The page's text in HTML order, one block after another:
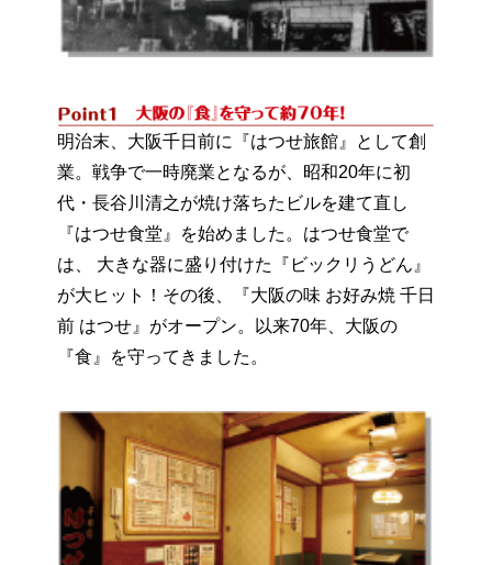
明治末、大阪千日前に『はつせ旅館』として創
業。戦争で一時廃業となるが、昭和20年に初
代・長谷川清之が焼け落ちたビルを建て直し
『はつせ食堂』を始めました。はつせ食堂で
は、 大きな器に盛り付けた『ビックリうどん』
が大ヒット！その後、『大阪の味 お好み焼 千日
前 はつせ』がオープン。以来70年、大阪の
『食』を守ってきました。